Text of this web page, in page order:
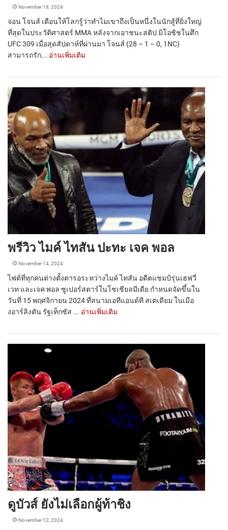
November 18, 2024
จอน โจนส์ เตือนให้โลกรู้ว่าทำไมเขาถึงเป็นหนึ่งในนักสู้ที่ยิ่งใหญ่
ที่สุดในประวัติศาสตร์ MMA หลังจากเอาชนะสติป มิโอซิชในศึก
UFC 309 เมื่อสุดสัปดาห์ที่ผ่านมา โจนส์ (28 – 1 – 0, 1NC)
สามารถรัก... อ่านเพิ่มเติม
พรีวิว ไมค์ ไทสัน ปะทะ เจค พอล
November 14, 2024
ไฟต์ที่ทุกคนต่างตั้งตารอระหว่างไมค์ ไทสัน อดีตแชมป์รุ่นเฮฟวี่
เวท และเจค พอล ซูเปอร์สตาร์ในโซเชียลมีเดีย กำหนดจัดขึ้นใน
วันที่ 15 พฤศจิกายน 2024 ที่สนามเอทีแอนด์ที สเตเดียม ในเมือ
งอาร์ลิงตัน รัฐเท็กซัส ... อ่านเพิ่มเติม
ดูบัวส์ ยังไม่เลือกผู้ท้าชิง
November 12, 2024